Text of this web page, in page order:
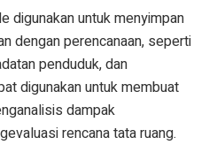
digunakan untuk menyimpan
dengan perencanaan, seperti
penduduk, dan
digunakan untuk membuat
dampak
rencana tata ruang.